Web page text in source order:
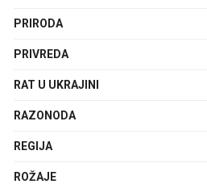
PRIRODA
PRIVREDA
RAT U UKRAJINI
RAZONODA
REGIJA
ROŽAJE